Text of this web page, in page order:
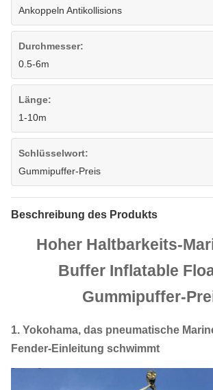
Ankoppeln Antikollisions
Durchmesser:
0.5-6m
Länge:
1-10m
Schlüsselwort:
Gummipuffer-Preis
Beschreibung des Produkts
Hoher Haltbarkeits-
Buffer Inflatable
Gummipuffer-
1. Yokohama, das pneumatische
Fender-Einleitung schwimmt